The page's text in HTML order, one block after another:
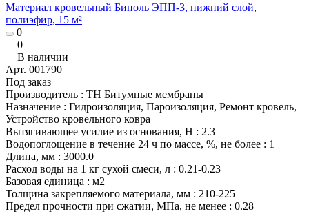
Материал кровельный Биполь ЭПП-3, нижний слой,
полиэфир, 15 м²
0
0
В наличии
Арт. 001790
Под заказ
Производитель : ТН Битумные мембраны
Назначение : Гидроизоляция, Пароизоляция, Ремонт кровель,
Устройство кровельного ковра
Вытягивающее усилие из основания, Н : 2.3
Водопоглощение в течение 24 ч по массе, %, не более : 1
Длина, мм : 3000.0
Расход воды на 1 кг сухой смеси, л : 0.21-0.23
Базовая единица : м2
Толщина закрепляемого материала, мм : 210-225
Предел прочности при сжатии, МПа, не менее : 0.28